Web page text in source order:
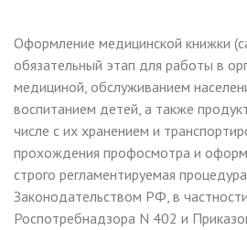
Оформление медицинской книжки
обязательный этап для работы в
медициной, обслуживанием
воспитанием детей, а также
числе с их хранением и
прохождения профосмотра и
строго регламентируемая
Законодательством РФ, в
Роспотребнадзора N 402 и